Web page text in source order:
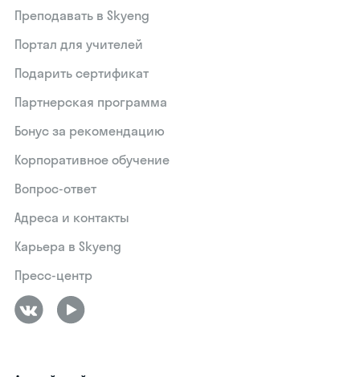
Преподавать в Skyeng
Портал для учителей
Подарить сертификат
Партнерская программа
Бонус за рекомендацию
Корпоративное обучение
Вопрос-ответ
Адреса и контакты
Карьера в Skyeng
Пресс-центр